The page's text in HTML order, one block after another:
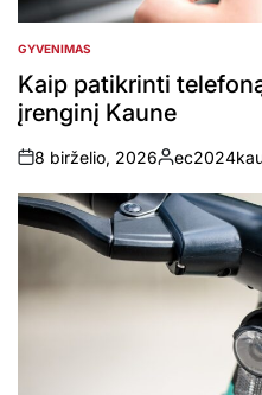
POSTED
IN
GYVENIMAS
Kaip patikrinti
įrenginį Kaune
on
8 birželio, 2026
Posted
by